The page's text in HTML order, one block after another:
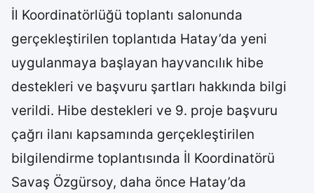
İl Koordinatörlüğü toplantı salonunda
gerçekleştirilen toplantıda Hatay’da yeni
uygulanmaya başlayan hayvancılık hibe
destekleri ve başvuru şartları hakkında bilgi
verildi. Hibe destekleri ve 9. proje başvuru
çağrı ilanı kapsamında gerçekleştirilen
bilgilendirme toplantısında İl Koordinatörü
Savaş Özgürsoy, daha önce Hatay’da